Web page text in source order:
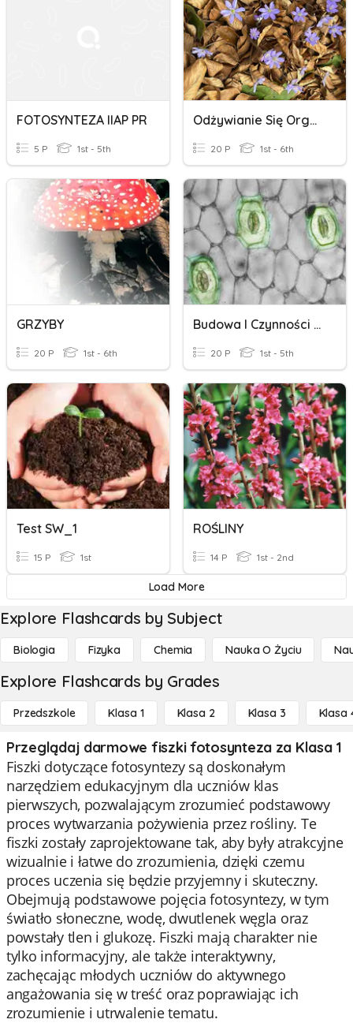
FOTOSYNTEZA IIAP PR
5 P 1st - 5th
Odżywianie Się Organizmów
20 P 1st - 6th
GRZYBY
20 P 1st - 6th
Budowa I Czynności Życiowe Organizmów Kl.5
20 P 1st - 5th
Test SW_1
15 P 1st
ROŚLINY
14 P 1st - 2nd
Load More
Explore Flashcards by Subject
Biologia Fizyka Chemia Nauka O Życiu
Explore Flashcards by Grades
Przedszkole Klasa 1 Klasa 2 Klasa 3 Klasa
Przeglądaj darmowe fiszki fotosynteza za Klasa 1
Fiszki dotyczące fotosyntezy są doskonałym
narzędziem edukacyjnym dla uczniów klas
pierwszych, pozwalającym zrozumieć podstawowy
proces wytwarzania pożywienia przez rośliny. Te
fiszki zostały zaprojektowane tak, aby były atrakcyjne
wizualnie i łatwe do zrozumienia, dzięki czemu
proces uczenia się będzie przyjemny i skuteczny.
Obejmują podstawowe pojęcia fotosyntezy, w tym
światło słoneczne, wodę, dwutlenek węgla oraz
powstały tlen i glukozę. Fiszki mają charakter nie
tylko informacyjny, ale także interaktywny,
zachęcając młodych uczniów do aktywnego
angażowania się w treść oraz poprawiając ich
zrozumienie i utrwalenie tematu.